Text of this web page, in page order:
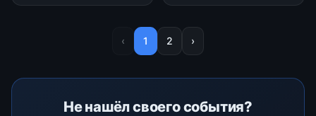
2026 года в московском
‹ 1 2 ›
Не нашёл своего события?